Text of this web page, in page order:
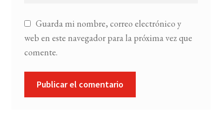
Guarda mi nombre, correo electrónico y
web en este navegador para la próxima vez que
comente.